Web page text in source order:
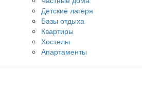
Детские лагеря
Базы отдыха
Квартиры
Хостелы
Апартаменты